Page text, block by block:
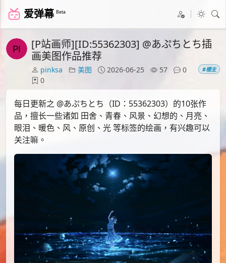
爱弹幕 Beta
[P站画师][ID:55362303] @あぷちとち插
画美图作品推荐
pinksa 美图 2026-06-25 57
0
0
#楼主
每日更新之 @あぷちとち（ID：55362303）的10张作
品，擅长一些诸如 田舍、青春、风景、幻想的、月亮、
眼泪、暖色、风、原创、光 等标签的绘画，有兴趣可以
关注嘛。